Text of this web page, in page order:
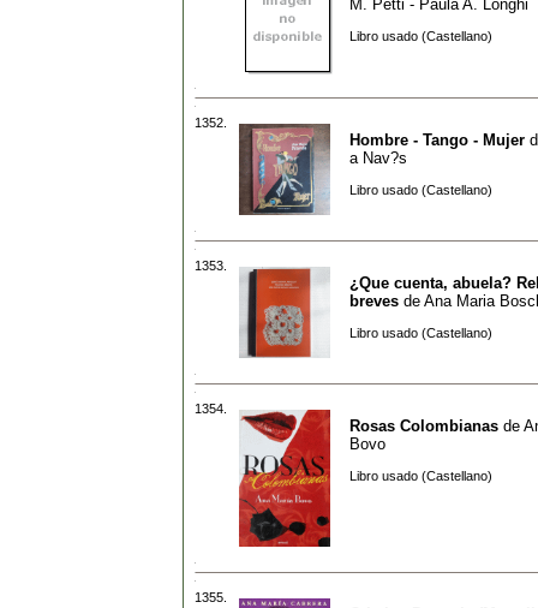
M. Petti - Paula A. Longhi
Libro usado (Castellano)
1352.
Hombre - Tango - Mujer
a Nav?s
Libro usado (Castellano)
1353.
¿Que cuenta, abuela?
breves de Ana Maria
Libro usado (Castellano)
1354.
Rosas Colombianas de
Bovo
Libro usado (Castellano)
1355.